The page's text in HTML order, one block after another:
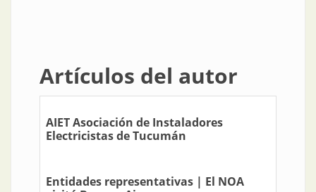
Artículos del autor
AIET Asociación de Instaladores
Electricistas de Tucumán
Entidades representativas | El NOA